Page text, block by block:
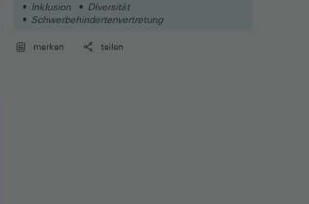
Inklusion
Diversität
Schwerbehindertenvertretung
merken teilen